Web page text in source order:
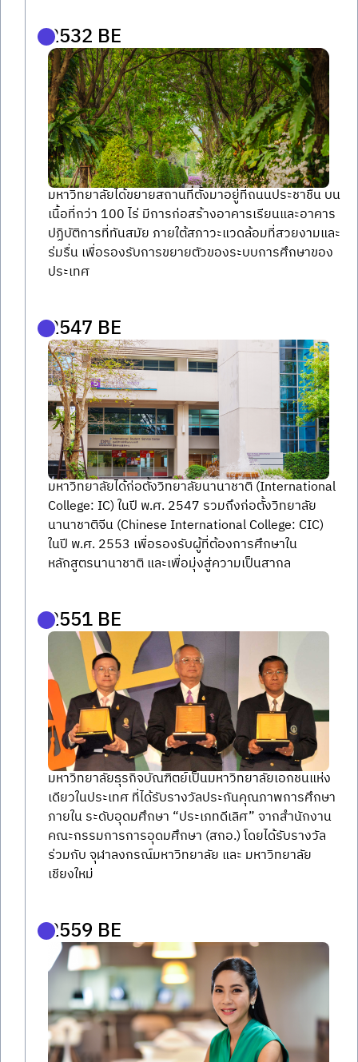
2532 BE
มหาวิทยาลัยได้ขยายสถานที่ตั้งมาอยู่ที่ถนนประชาชื่น บน
เนื้อที่กว่า 100 ไร่ มีการก่อสร้างอาคารเรียนและอาคาร
ปฏิบัติการที่ทันสมัย ภายใต้สภาวะแวดล้อมที่สวยงามและ
ร่มรื่น เพื่อรองรับการขยายตัวของระบบการศึกษาของ
ประเทศ
2547 BE
มหาวิทยาลัยได้ก่อตั้งวิทยาลัยนานาชาติ (International
College: IC) ในปี พ.ศ. 2547 รวมถึงก่อตั้งวิทยาลัย
นานาชาติจีน (Chinese International College: CIC)
ในปี พ.ศ. 2553 เพื่อรองรับผู้ที่ต้องการศึกษาใน
หลักสูตรนานาชาติ และเพื่อมุ่งสู่ความเป็นสากล
2551 BE
มหาวิทยาลัยธุรกิจบัณฑิตย์เป็นมหาวิทยาลัยเอกชนแห่ง
เดียวในประเทศ ที่ได้รับรางวัลประกันคุณภาพการศึกษา
ภายใน ระดับอุดมศึกษา “ประเภทดีเลิศ” จากสำนักงาน
คณะกรรมการการอุดมศึกษา (สกอ.) โดยได้รับรางวัล
ร่วมกับ จุฬาลงกรณ์มหาวิทยาลัย และ มหาวิทยาลัย
เชียงใหม่
2559 BE